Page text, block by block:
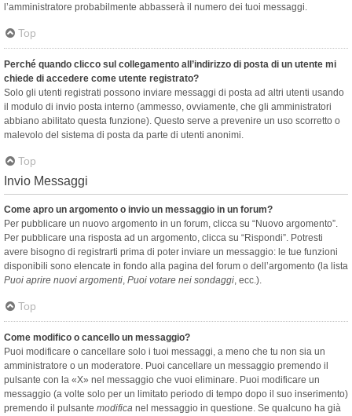
l’amministratore probabilmente abbasserà il numero dei tuoi messaggi.
Top
Perché quando clicco sul collegamento all’indirizzo di posta di un utente mi
chiede di accedere come utente registrato?
Solo gli utenti registrati possono inviare messaggi di posta ad altri utenti usando
il modulo di invio posta interno (ammesso, ovviamente, che gli amministratori
abbiano abilitato questa funzione). Questo serve a prevenire un uso scorretto o
malevolo del sistema di posta da parte di utenti anonimi.
Top
Invio Messaggi
Come apro un argomento o invio un messaggio in un forum?
Per pubblicare un nuovo argomento in un forum, clicca su “Nuovo argomento”.
Per pubblicare una risposta ad un argomento, clicca su “Rispondi”. Potresti
avere bisogno di registrarti prima di poter inviare un messaggio: le tue funzioni
disponibili sono elencate in fondo alla pagina del forum o dell’argomento (la lista
Puoi aprire nuovi argomenti, Puoi votare nei sondaggi, ecc.).
Top
Come modifico o cancello un messaggio?
Puoi modificare o cancellare solo i tuoi messaggi, a meno che tu non sia un
amministratore o un moderatore. Puoi cancellare un messaggio premendo il
pulsante con la «X» nel messaggio che vuoi eliminare. Puoi modificare un
messaggio (a volte solo per un limitato periodo di tempo dopo il suo inserimento)
premendo il pulsante modifica nel messaggio in questione. Se qualcuno ha già